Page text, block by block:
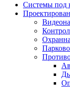
Системы под